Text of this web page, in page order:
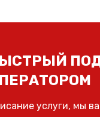
услуги, мы